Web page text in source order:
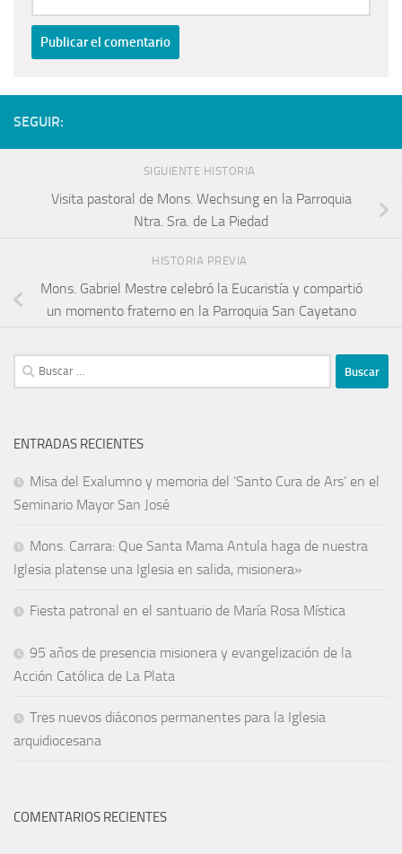
SEGUIR:
SIGUIENTE HISTORIA
Visita pastoral de Mons. Wechsung en la Parroquia
Ntra. Sra. de La Piedad
HISTORIA PREVIA
Mons. Gabriel Mestre celebró la Eucaristía y compartió
un momento fraterno en la Parroquia San Cayetano
ENTRADAS RECIENTES
Misa del Exalumno y memoria del ‘Santo Cura de Ars’ en el
Seminario Mayor San José
Mons. Carrara: Que Santa Mama Antula haga de nuestra
Iglesia platense una Iglesia en salida, misionera»
Fiesta patronal en el santuario de María Rosa Mística
95 años de presencia misionera y evangelización de la
Acción Católica de La Plata
Tres nuevos diáconos permanentes para la Iglesia
arquidiocesana
COMENTARIOS RECIENTES